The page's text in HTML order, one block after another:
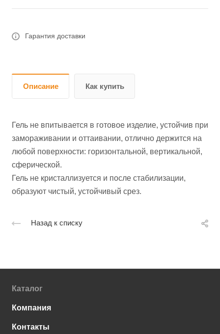
Гарантия доставки
Описание Как купить
Гель не впитывается в готовое изделие, устойчив при
замораживании и оттаивании, отлично держится на
любой поверхности: горизонтальной, вертикальной,
сферической.
Гель не кристаллизуется и после стабилизации,
образуют чистый, устойчивый срез.
Назад к списку
Каталог
Компания
Контакты